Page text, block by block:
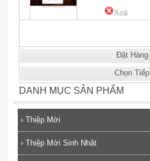
Xoá
Đặt Hàng
Chọn Tiếp
DANH MỤC SẢN PHẨM
› Thiệp Mời
› Thiệp Mời Sinh Nhật